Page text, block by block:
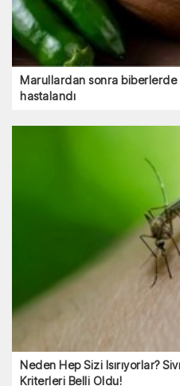
Marullardan sonra biberlerde
hastalandı
Neden Hep Sizi Isırıyorlar?
Kriterleri Belli Oldu!